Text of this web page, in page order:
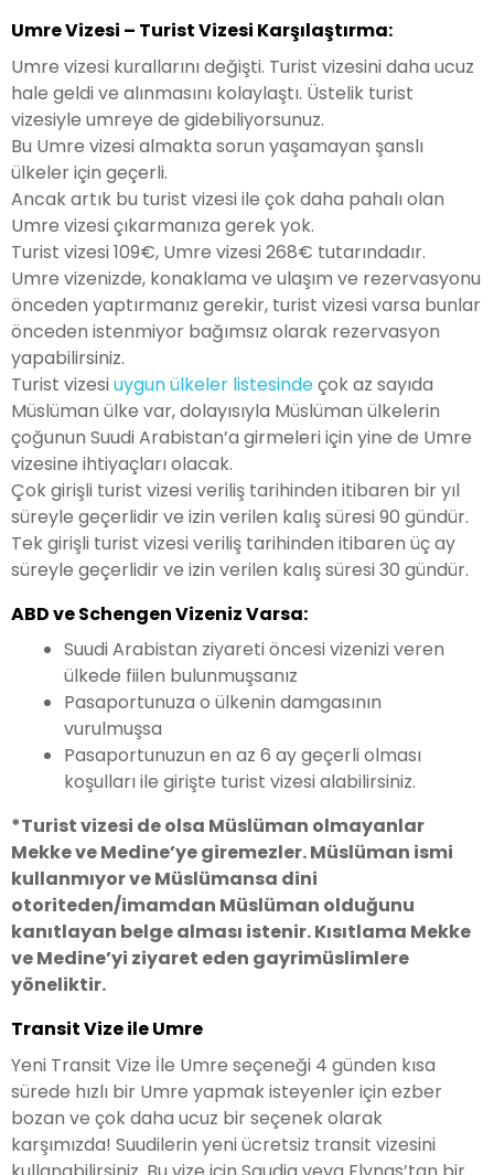
Umre Vizesi – Turist Vizesi Karşılaştırma:
Umre vizesi kurallarını değişti. Turist vizesini daha ucuz
hale geldi ve alınmasını kolaylaştı. Üstelik turist
vizesiyle umreye de gidebiliyorsunuz.
Bu Umre vizesi almakta sorun yaşamayan şanslı
ülkeler için geçerli.
Ancak artık bu turist vizesi ile çok daha pahalı olan
Umre vizesi çıkarmanıza gerek yok.
Turist vizesi 109€, Umre vizesi 268€ tutarındadır.
Umre vizenizde, konaklama ve ulaşım ve rezervasyonu
önceden yaptırmanız gerekir, turist vizesi varsa bunlar
önceden istenmiyor bağımsız olarak rezervasyon
yapabilirsiniz.
Turist vizesiuygun ülkeler listesindeçok az sayıda
Müslüman ülke var, dolayısıyla Müslüman ülkelerin
çoğunun Suudi Arabistan’a girmeleri için yine de Umre
vizesine ihtiyaçları olacak.
Çok girişli turist vizesi veriliş tarihinden itibaren bir yıl
süreyle geçerlidir ve izin verilen kalış süresi 90 gündür.
Tek girişli turist vizesi veriliş tarihinden itibaren üç ay
süreyle geçerlidir ve izin verilen kalış süresi 30 gündür.
ABD ve Schengen Vizeniz Varsa:
Suudi Arabistan ziyareti öncesi vizenizi veren
ülkede fiilen bulunmuşsanız
Pasaportunuza o ülkenin damgasının
vurulmuşsa
Pasaportunuzun en az 6 ay geçerli olması
koşulları ile girişte turist vizesi alabilirsiniz.
*Turist vizesi de olsa Müslüman olmayanlar
Mekke ve Medine’ye giremezler. Müslüman ismi
kullanmıyor ve Müslümansa dini
otoriteden/imamdan Müslüman olduğunu
kanıtlayan belge alması istenir. Kısıtlama Mekke
ve Medine’yi ziyaret eden gayrimüslimlere
yöneliktir.
Transit Vize ile Umre
Yeni Transit Vize İle Umre seçeneği 4 günden kısa
sürede hızlı bir Umre yapmak isteyenler için ezber
bozan ve çok daha ucuz bir seçenek olarak
karşımızda! Suudilerin yeni ücretsiz transit vizesini